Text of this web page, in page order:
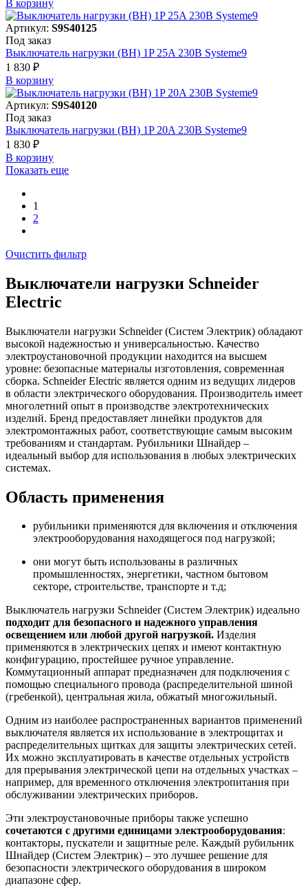
В корзинy
Артикул: S9S40125
Под заказ
Выключатель нагрузки (ВН) 1P 25A 230В Systeme9
1 830 ₽
В корзинy
Артикул: S9S40120
Под заказ
Выключатель нагрузки (ВН) 1P 20A 230В Systeme9
1 830 ₽
В корзинy
Показать еще
1
2
Очистить фильтр
Выключатели нагрузки Schneider
Electric
Выключатели нагрузки Schneider (Систем Электрик) обладают
высокой надежностью и универсальностью. Качество
электроустановочной продукции находится на высшем
уровне: безопасные материалы изготовления, современная
сборка. Schneider Electric является одним из ведущих лидеров
в области электрического оборудования. Производитель имеет
многолетний опыт в производстве электротехнических
изделий. Бренд предоставляет линейки продуктов для
электромонтажных работ, соответствующие самым высоким
требованиям и стандартам. Рубильники Шнайдер –
идеальный выбор для использования в любых электрических
системах.
Область применения
рубильники применяются для включения и отключения
электрооборудования находящегося под нагрузкой;
они могут быть использованы в различных
промышленностях, энергетики, частном бытовом
секторе, строительстве, транспорте и т.д;
Выключатель нагрузки Schneider (Систем Электрик) идеально
подходит для безопасного и надежного управления
освещением или любой другой нагрузкой. Изделия
применяются в электрических цепях и имеют контактную
конфигурацию, простейшее ручное управление.
Коммутационный аппарат предназначен для подключения с
помощью специального провода (распределительной шиной
(гребенкой), центральная жила, обжатый многожильный.
Одним из наиболее распространенных вариантов применений
выключателя является их использование в электрощитах и
распределительных щитках для защиты электрических сетей.
Их можно эксплуатировать в качестве отдельных устройств
для прерывания электрической цепи на отдельных участках –
например, для временного отключения электропитания при
обслуживании электрических приборов.
Эти электроустановочные приборы также успешно
сочетаются с другими единицами электрооборудования:
контакторы, пускатели и защитные реле. Каждый рубильник
Шнайдер (Систем Электрик) – это лучшее решение для
безопасности электрического оборудования в широком
диапазоне сфер.